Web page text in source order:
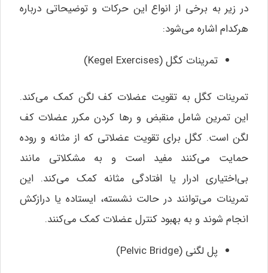
در زیر به برخی از انواع این حرکات و توضیحاتی درباره
هرکدام اشاره می‌شود:
تمرینات کگل (Kegel Exercises)
تمرینات کگل به تقویت عضلات کف لگن کمک می‌کند.
این تمرین شامل منقبض و رها کردن مکرر عضلات کف
لگن است. کگل برای تقویت عضلاتی که از مثانه و روده
حمایت می‌کنند مفید است و به مشکلاتی مانند
بی‌اختیاری ادرار یا افتادگی مثانه کمک می‌کند. این
تمرینات می‌توانند در حالت نشسته، ایستاده یا درازکش
انجام شوند و به بهبود کنترل عضلات کمک می‌کنند.
پل لگنی (Pelvic Bridge)